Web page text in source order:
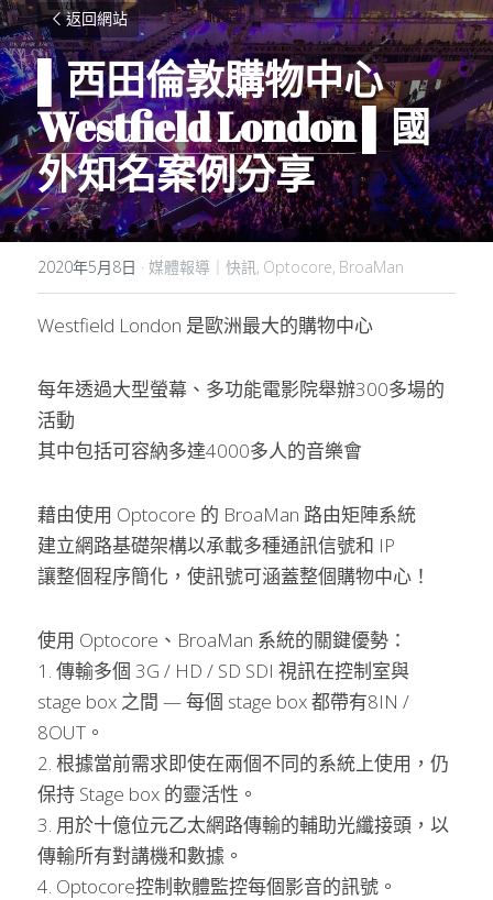
返回網站
▌西田倫敦購物中心
Westfield London ▌國
外知名案例分享
2020年5月8日 · 媒體報導｜快訊, Optocore, BroaMan
Westfield London 是歐洲最大的購物中心
每年透過大型螢幕、多功能電影院舉辦300多場的
活動
其中包括可容納多達4000多人的音樂會
藉由使用 Optocore 的 BroaMan 路由矩陣系統
建立網路基礎架構以承載多種通訊信號和 IP
讓整個程序簡化，使訊號可涵蓋整個購物中心！
使用 Optocore、BroaMan 系統的關鍵優勢：
1. 傳輸多個 3G / HD / SD SDI 視訊在控制室與
stage box 之間 — 每個 stage box 都帶有8IN /
8OUT。
2. 根據當前需求即使在兩個不同的系統上使用，仍
保持 Stage box 的靈活性。
3. 用於十億位元乙太網路傳輸的輔助光纖接頭，以
傳輸所有對講機和數據。
4. Optocore控制軟體監控每個影音的訊號。